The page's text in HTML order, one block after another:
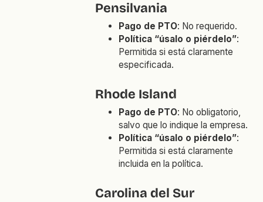
Pensilvania
Pago de PTO: No requerido.
Política “úsalo o piérdelo”:
Permitida si está claramente
especificada.
Rhode Island
Pago de PTO: No obligatorio,
salvo que lo indique la empresa.
Política “úsalo o piérdelo”:
Permitida si está claramente
incluida en la política.
Carolina del Sur